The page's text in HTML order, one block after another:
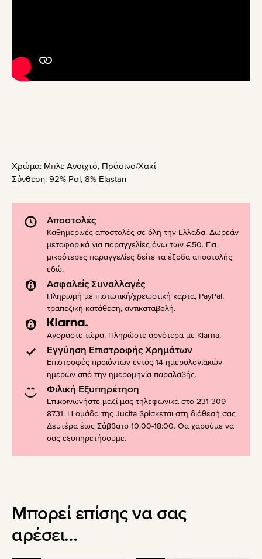
Χρώμα: Μπλε Ανοιχτό, Πράσινο/Χακί
Σύνθεση: 92% Pol, 8% Elastan
Αποστολές
Καθημερινές αποστολές σε όλη την Ελλάδα. Δωρεάν
μεταφορικά για παραγγελίες άνω των €50. Για
μικρότερες παραγγελίες δείτε τα έξοδα αποστολής
εδώ.
Ασφαλείς Συναλλαγές
Πληρωμή με πιστωτική/χρεωστική κάρτα, PayPal,
τραπεζική κατάθεση, αντικαταβολή.
Αγοράστε τώρα. Πληρώστε αργότερα με Klarna.
Εγγύηση Επιστροφής Χρημάτων
Επιστροφές προϊόντων εντός 14 ημερολογιακών
ημερών από την ημερομηνία παραλαβής.
Φιλική Εξυπηρέτηση
Επικοινωνήστε μαζί μας τηλεφωνικά στο 231 309
8731. Η ομάδα της Jucita βρίσκεται στη διάθεσή σας
Δευτέρα έως Σάββατο 10:00-18:00. Θα χαρούμε να
σας εξυπηρετήσουμε.
Μπορεί επίσης να σας
αρέσει…